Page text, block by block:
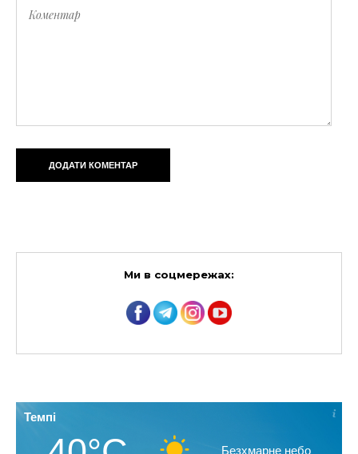
Ми в соцмережах:
Темпі
Безхмарне небо